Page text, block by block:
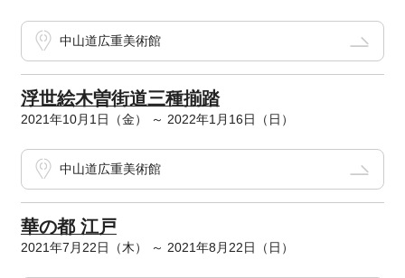
中山道広重美術館
浮世絵木曽街道三種揃踏
2021年10月1日（金） ～ 2022年1月16日（日）
中山道広重美術館
華の都 江戸
2021年7月22日（木） ～ 2021年8月22日（日）